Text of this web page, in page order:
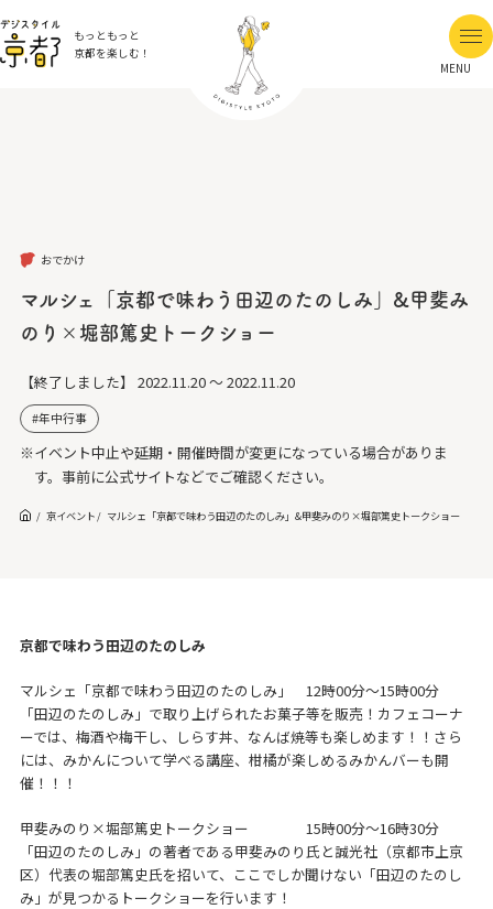
もっともっと
京都を楽しむ！
MENU
おでかけ
マルシェ「京都で味わう田辺のたのしみ」&甲斐み
のり×堀部篤史トークショー
【終了しました】 2022.11.20 ～ 2022.11.20
年中行事
※イベント中止や延期・開催時間が変更になっている場合がありま
す。事前に公式サイトなどでご確認ください。
京イベント マルシェ「京都で味わう田辺のたのしみ」&甲斐みのり×堀部篤史トークショー
京都で味わう田辺のたのしみ
マルシェ「京都で味わう田辺のたのしみ」 12時00分～15時00分
「田辺のたのしみ」で取り上げられたお菓子等を販売！カフェコーナ
ーでは、梅酒や梅干し、しらす丼、なんば焼等も楽しめます！！さら
には、みかんについて学べる講座、柑橘が楽しめるみかんバーも開
催！！！
甲斐みのり×堀部篤史トークショー 15時00分～16時30分
「田辺のたのしみ」の著者である甲斐みのり氏と誠光社（京都市上京
区）代表の堀部篤史氏を招いて、ここでしか聞けない「田辺のたのし
み」が見つかるトークショーを行います！